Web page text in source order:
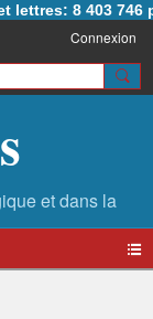
8 403 746
Connexion